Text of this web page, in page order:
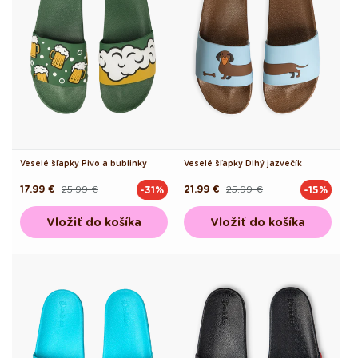
Veselé šľapky Pivo a bublinky
Pôvodná25.99 €
Akciová
17.99 € -31%
Vložiť do košíka
Veselé šľapky Dlhý jazvečík
Pôvodná25.99 €
Akciová
21.99 € -15%
Vložiť do košíka